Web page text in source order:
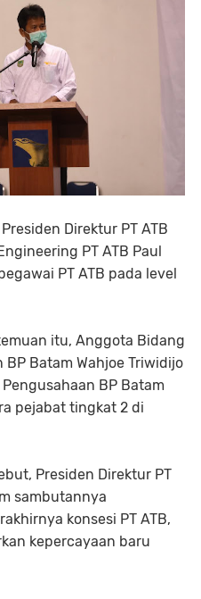
Direktur PT ATB
PT ATB Paul
PT ATB pada level
itu, Anggota Bidang
Batam Wahjoe Triwidijo
BP Batam
pejabat tingkat 2 di
Presiden Direktur PT
sambutannya
konsesi PT ATB,
kepercayaan baru